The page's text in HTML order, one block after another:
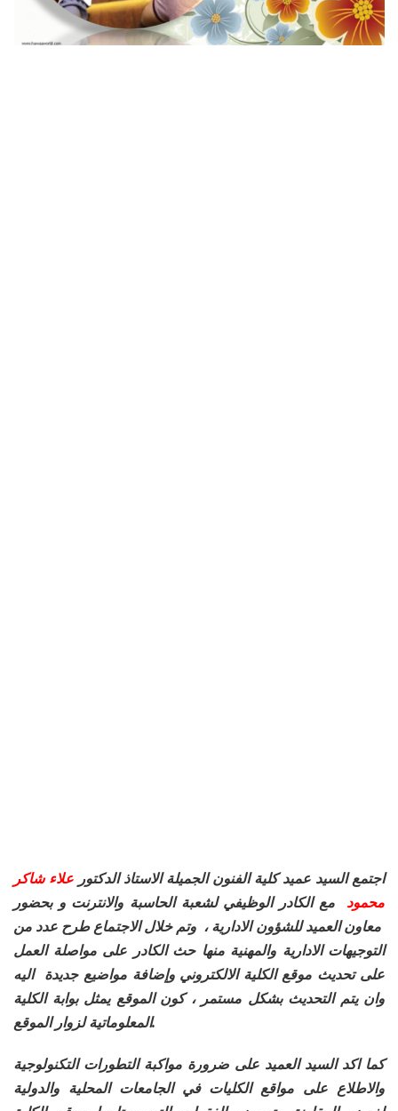
اجتمع السيد عميد كلية الفنون الجميلة الاستاذ الدكتور علاء شاكر
محمود مع الكادر الوظيفي لشعبة الحاسبة والانترنت و بحضور
معاون العميد للشؤون الادارية ، وتم خلال الاجتماع طرح عدد من
التوجيهات الادارية والمهنية منها حث الكادر على مواصلة العمل
على تحديث موقع الكلية الالكتروني وإضافة مواضيع جديدة اليه
وان يتم التحديث بشكل مستمر ، كون الموقع يمثل بوابة الكلية
المعلوماتية لزوار الموقع.
كما اكد السيد العميد على ضرورة مواكبة التطورات التكنولوجية
والاطلاع على مواقع الكليات في الجامعات المحلية والدولية